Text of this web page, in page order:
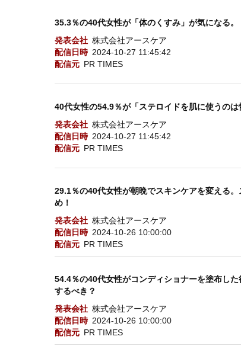
35.3％の40代女性が「体のくすみ」が気になる
発表会社 株式会社アースケア
配信日時 2024-10-27 11:45:42
配信元 PR TIMES
40代女性の54.9％が「ステロイドを肌に使うの
発表会社 株式会社アースケア
配信日時 2024-10-27 11:45:42
配信元 PR TIMES
29.1％の40代女性が朝晩でスキンケアを変える
め！
発表会社 株式会社アースケア
配信日時 2024-10-26 10:00:00
配信元 PR TIMES
54.4％の40代女性がコンディショナーを塗布し
するべき？
発表会社 株式会社アースケア
配信日時 2024-10-26 10:00:00
配信元 PR TIMES